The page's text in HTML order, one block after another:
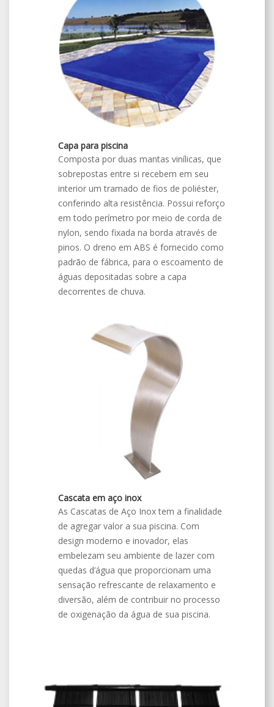
Capa para piscina
Composta por duas mantas vinílicas, que
sobrepostas entre si recebem em seu
interior um tramado de fios de poliéster,
conferindo alta resistência. Possui reforço
em todo perímetro por meio de corda de
nylon, sendo fixada na borda através de
pinos. O dreno em ABS é fornecido como
padrão de fábrica, para o escoamento de
águas depositadas sobre a capa
decorrentes de chuva.
Cascata em aço inox
As Cascatas de Aço Inox tem a finalidade
de agregar valor a sua piscina. Com
design moderno e inovador, elas
embelezam seu ambiente de lazer com
quedas d’água que proporcionam uma
sensação refrescante de relaxamento e
diversão, além de contribuir no processo
de oxigenação da água de sua piscina.